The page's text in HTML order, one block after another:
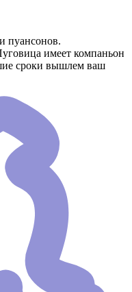
пуансонов.
имеет компаньон
сроки вышлем ваш